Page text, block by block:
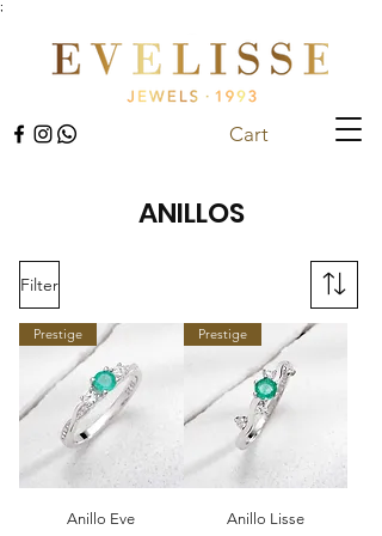
;
Cart
ANILLOS
Filter
Prestige
Anillo Eve
Prestige
Anillo Lisse